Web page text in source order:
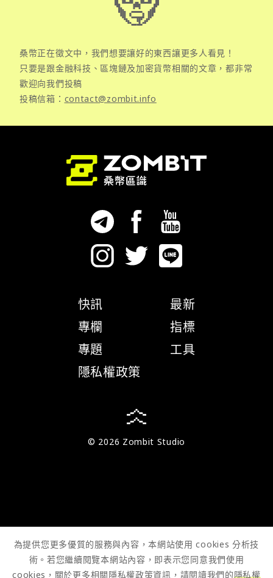
桑幣正在徵文中，我們想要讓好的東西讓更多人看見！
只要是跟金融科技、區塊鏈及加密貨幣相關的文章，都非常
歡迎向我們投稿
投稿信箱： contact@zombit.info
快訊
專欄
專題
隱私權政策
最新
指標
工具
© 2026 Zombit Studio
為提供您更多優質的服務與內容，本網站使用 cookies 分析技
術。若您繼續閱覽本網站內容，即表示您同意我們使用
cookies，關於更多相關隱私權政策資訊，請閱讀我們的隱私權